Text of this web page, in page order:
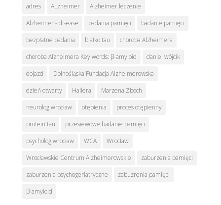
adres ALzheimer
Alzheimer leczenie
Alzheimer’s disease
badania pamięci
badanie pamięci
bezpłatne badania
białko tau
choroba Alzheimera
choroba Alzheimera Key words: β-amyloid
daniel wójcik
dojazd
Dolnośląska Fundacja Alzheimerowska
dzień otwarty
Hallera
Marzena Zboch
neurolog wrocław
otępienia
proces otępienny
protein tau
przesiewowe badanie pamięci
psycholog wrocław
WCA
Wrocław
Wrocławskie Centrum Alzheimerowskie
zaburzenia pamięci
zaburzenia psychogeriatryczne
zabuzrenia pamięci
β-amyloid